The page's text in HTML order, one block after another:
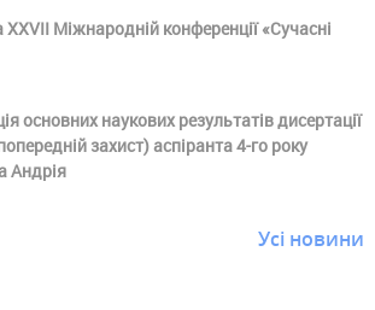
ХХVII Міжнародній конференції «Сучасні
основних наукових результатів дисертації
захист) аспіранта 4-го року
Андрія
Усі новини